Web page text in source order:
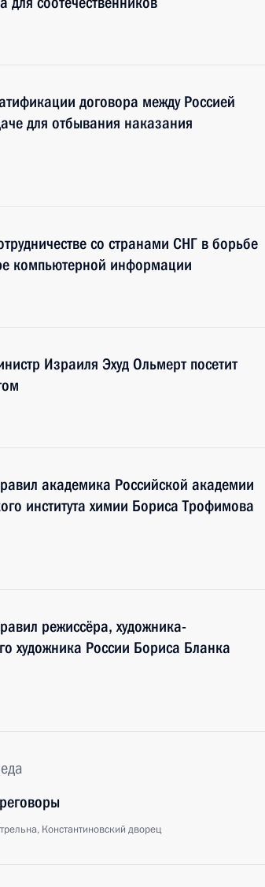
договора между Россией
для отбывания наказания
со странами СНГ в борьбе
компьютерной информации
Израиля Эхуд Ольмерт посетит
академика Российской академии
института химии Бориса Трофимова
режиссёра, художника-
художника России Бориса Бланка
Константиновский дворец